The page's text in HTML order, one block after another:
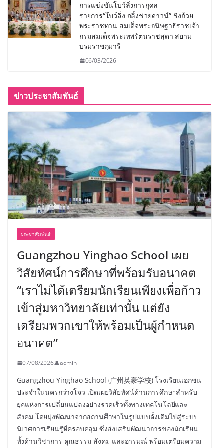
การแข่งขันโบว์ลิ่งการกุศล
รายการ“โบว์ลิ่ง กลิ้งช่วยดาวน์” ชิงถ้วย
พระราชทาน สมเด็จพระกนิษฐาธิราชเจ้า
กรมสมเด็จพระเทพรัตนราชสุดา สยาม
บรมราชกุมารี
06/03/2026
ข่าวประชาสัมพันธ์
ประชาสัมพันธ์
Guangzhou Yinghao School เผย
วิสัยทัศน์การศึกษาที่พร้อมรับอนาคต
“เราไม่ได้เตรียมนักเรียนเพียงเพื่อก้าว
เข้าสู่มหาวิทยาลัยเท่านั้น แต่ยัง
เตรียมพวกเขาให้พร้อมเป็นผู้กำหนด
อนาคต”
07/08/2026 admin
Guangzhou Yinghao School (广州英豪学校) โรงเรียนเอกชน
ประจำในนครกว่างโจว เปิดเผยวิสัยทัศน์ด้านการศึกษาสำหรับ
ยุคแห่งการเปลี่ยนแปลงอย่างรวดเร็วทั้งทางเทคโนโลยีและ
สังคม โดยมุ่งพัฒนาจากสถานศึกษาในรูปแบบดั้งเดิมไปสู่ระบบ
นิเวศการเรียนรู้ที่ครอบคลุม ซึ่งส่งเสริมพัฒนาการของนักเรียน
ทั้งด้านวิชาการ คุณธรรม สังคม และอารมณ์ พร้อมเตรียมความ